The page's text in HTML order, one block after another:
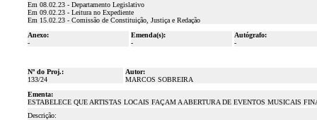
Em 08.02.23 - Departamento Legislativo
Em 09.02.23 - Leitura no Expediente
Em 15.02.23 - Comissão de Constituição, Justiça e Redação
Anexo:
-
Emenda(s):
-
Autógrafo:
-
Nº do Proj.:
133/24
Autor:
MARCOS SOBREIRA
Ementa:
ESTABELECE QUE ARTISTAS LOCAIS FAÇAM A ABERTURA DE EVENTOS MUSICAIS
Descrição: